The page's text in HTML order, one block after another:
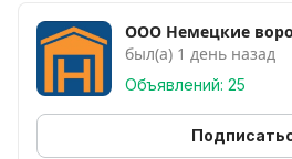
ООО Немецкие
был(а) 1 день назад
Объявлений: 25